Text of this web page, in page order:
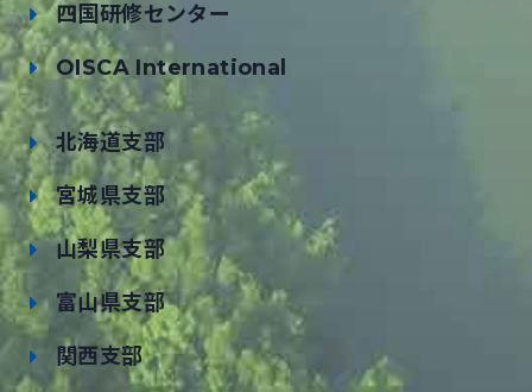
四国研修センター
OISCA International
北海道支部
宮城県支部
山梨県支部
富山県支部
関西支部